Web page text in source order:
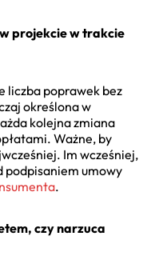
projekcie w trakcie
liczba poprawek bez
określona w
kolejna zmiana
Ważne, by
Im wcześniej,
podpisaniem umowy
.
czy narzuca